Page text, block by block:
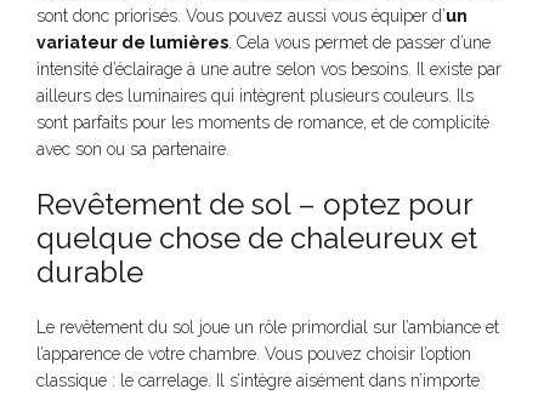
sont donc priorisés. Vous pouvez aussi vous équiper d’un
variateur de lumières . Cela vous permet de passer d’une
intensité d’éclairage à une autre selon vos besoins. Il existe par
ailleurs des luminaires qui intègrent plusieurs couleurs. Ils
sont parfaits pour les moments de romance, et de complicité
avec son ou sa partenaire.
Revêtement de sol – optez pour
quelque chose de chaleureux et
durable
Le revêtement du sol joue un rôle primordial sur l’ambiance et
l’apparence de votre chambre. Vous pouvez choisir l’option
classique : le carrelage. Il s’intègre aisément dans n’importe